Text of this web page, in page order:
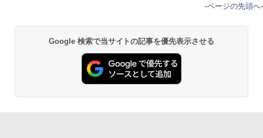
-ページの先頭へ-
Google 検索で当サイトの記事を優先表示させる